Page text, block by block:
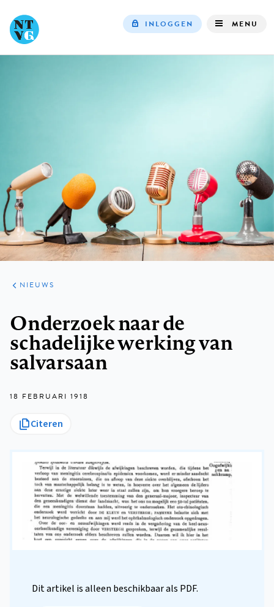
INLOGGEN MENU
ARTIKELEN
HET
KORT
NIEUWS
Onderzoek naar de
schadelijke werking van
salvarsaan
18 FEBRUARI 1918
Citeren
Dit artikel is alleen beschikbaar als PDF.